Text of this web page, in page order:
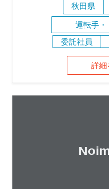
秋田県
運転手
委託社員
詳細